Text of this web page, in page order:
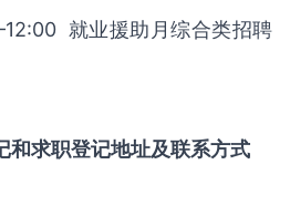
就业援助月综合类招聘
和求职登记地址及联系方式